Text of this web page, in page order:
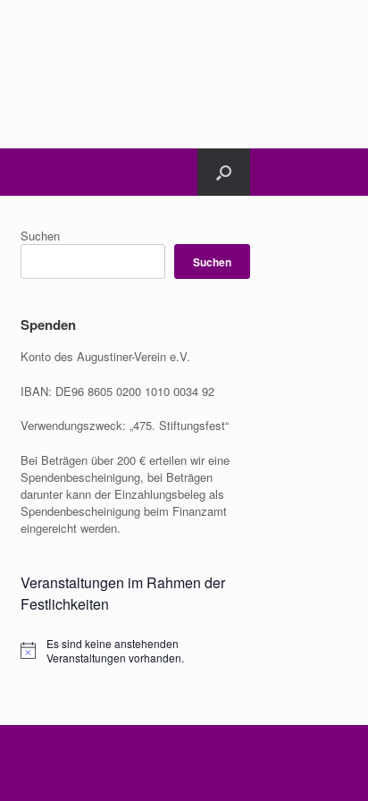
Suchen
Suchen
Spenden
Konto des Augustiner-Verein e.V.
IBAN: DE96 8605 0200 1010 0034 92
Verwendungszweck: „475. Stiftungsfest“
Bei Beträgen über 200 € erteilen wir eine
Spendenbescheinigung, bei Beträgen
darunter kann der Einzahlungsbeleg als
Spendenbescheinigung beim Finanzamt
eingereicht werden.
Veranstaltungen im Rahmen der
Festlichkeiten
Es sind keine anstehenden
Veranstaltungen vorhanden.